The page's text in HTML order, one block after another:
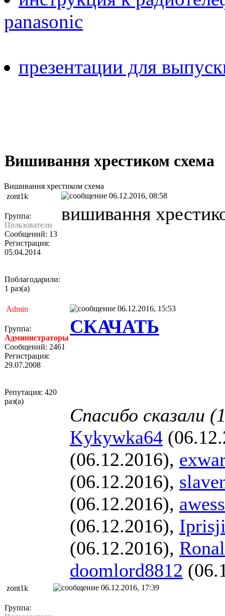
panasonic
презентации для
Вишивання хрестиком схема
Вишивання хрестиком схема
zont1k
06.12.2016, 08:58
Группа:
Пользователи
Сообщений: 13
Регистрация:
05.04.2014
Поблагодарили:
1 раз(а)
вишивання
Admin 06.12.2016, 15:53
Группа:
Администраторы
Сообщений: 2461
Регистрация:
29.07.2008
Репутация: 420
раз(а)
СКАЧАТЬ
Спасибо сказали
Kykywka64
(06.12.2016),
(06.12.2016),
(06.12.2016),
(06.12.2016),
(06.12.2016),
doomlord8812
zont1k 06.12.2016, 17:39
Группа: